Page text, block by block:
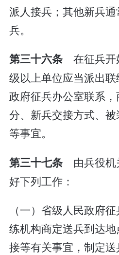
派人接兵；其他新兵
兵。
第三十六条 在征兵开
级以上单位应当派出
政府征兵办公室联系
分、新兵交接方式、
等事宜。
第三十七条 由兵役机
好下列工作：
（一）省级人民政府
练机构商定送兵到达
接等有关事宜，制定